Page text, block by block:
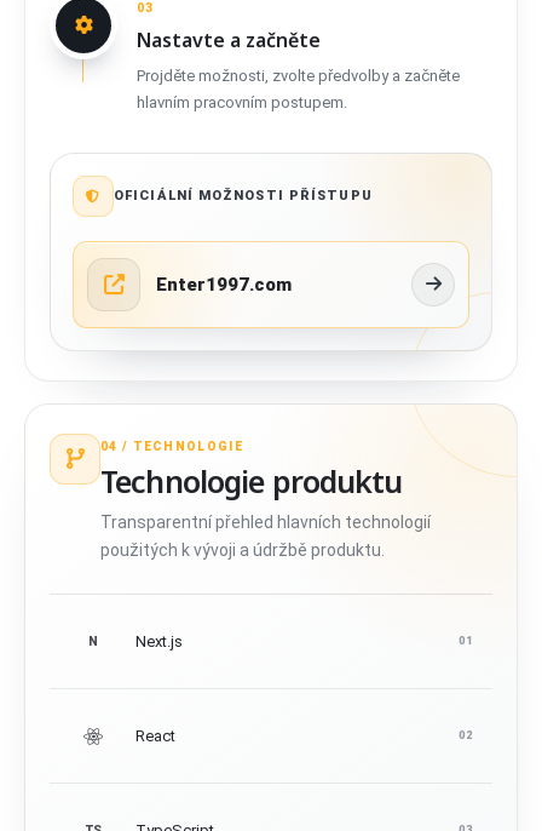
03
Nastavte a začněte
Projděte možnosti, zvolte předvolby a začněte
hlavním pracovním postupem.
OFICIÁLNÍ MOŽNOSTI PŘÍSTUPU
Enter1997.com
04 / TECHNOLOGIE
Technologie produktu
Transparentní přehled hlavních technologií
použitých k vývoji a údržbě produktu.
N Next.js 01
React 02